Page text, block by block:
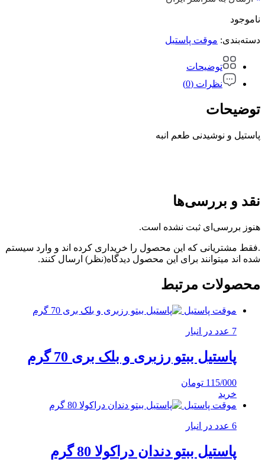
ناموجود
دسته‌بندی: موقت پاستیل
توضیحات
نظرات (0)
توضیحات
پاستیل و نوشیدنی طعم انبه
نقد و بررسی‌ها
هنوز بررسی‌ای ثبت نشده است.
.فقط مشتریانی که این محصول را خریداری کرده اند و وارد سیستم
شده اند میتوانند برای این محصول دیدگاه(نظر) ارسال کنند.
محصولات مرتبط
موقت پاستیل
7 عدد در انبار
پاستیل ببتو رزبری و بلک بری 70 گرم
115/000 تومان
خرید
موقت پاستیل
6 عدد در انبار
پاستیل ببتو دندان دراکولا 80 گرم